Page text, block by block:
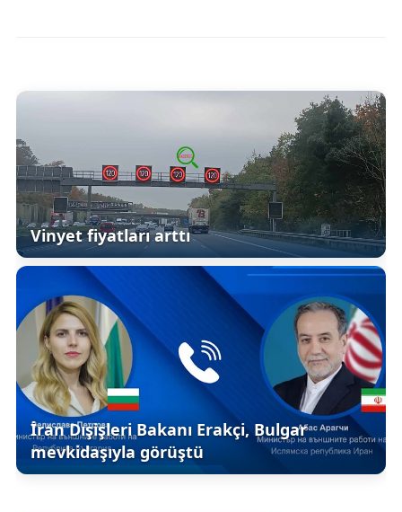
Vinyet fiyatları arttı
İran Dışişleri Bakanı Erakçi, Bulgar
mevkidaşıyla görüştü